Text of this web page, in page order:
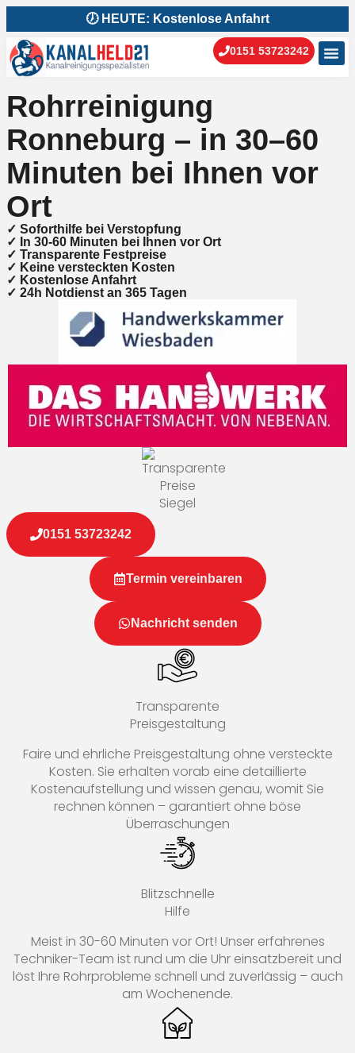
🕖 HEUTE: Kostenlose Anfahrt
0151 53723242
Rohrreinigung
Ronneburg – in 30–60
Minuten bei Ihnen vor
Ort
✓ Soforthilfe bei Verstopfung
✓ In 30-60 Minuten bei Ihnen vor Ort
✓ ⁠Transparente Festpreise
✓ Keine versteckten Kosten
✓ Kostenlose Anfahrt
✓ ⁠24h Notdienst an 365 Tagen
0151 53723242
Termin vereinbaren
Nachricht senden
Transparente
Preisgestaltung
Faire und ehrliche Preisgestaltung ohne versteckte
Kosten. Sie erhalten vorab eine detaillierte
Kostenaufstellung und wissen genau, womit Sie
rechnen können – garantiert ohne böse
Überraschungen
Blitzschnelle
Hilfe
Meist in 30-60 Minuten vor Ort! Unser erfahrenes
Techniker-Team ist rund um die Uhr einsatzbereit und
löst Ihre Rohrprobleme schnell und zuverlässig – auch
am Wochenende.